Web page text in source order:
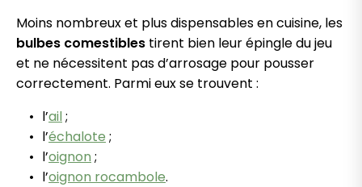
Moins nombreux et plus dispensables en cuisine, les
bulbes comestibles tirent bien leur épingle du jeu
et ne nécessitent pas d’arrosage pour pousser
correctement. Parmi eux se trouvent :
l’ail;
l’échalote ;
l’oignon ;
l’oignon rocambole.